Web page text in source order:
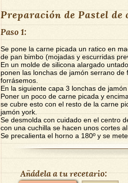
Preparación de Pastel de
Paso 1:
Se pone la carne picada un ratico en
de pan bimbo (mojadas y escurridas
En un molde de silicona alargado
ponen las lonchas de jamón serrano
forrásemos.
En la siguiente capa 3 lonchas de
Poner un poco de carne picada y
se cubre esto con el resto de la carne
jamón york.
Se desmolda con cuidado en el centro
con una cuchilla se hacen unos cortes
Se precalienta el horno a 180º y se
Añádela a tu recetario: